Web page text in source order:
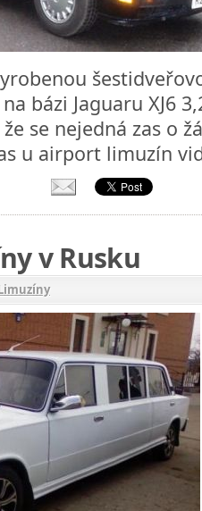
bázi Jaguaru XJ6
se nejedná zas o
u airport limuzín
v Rusku